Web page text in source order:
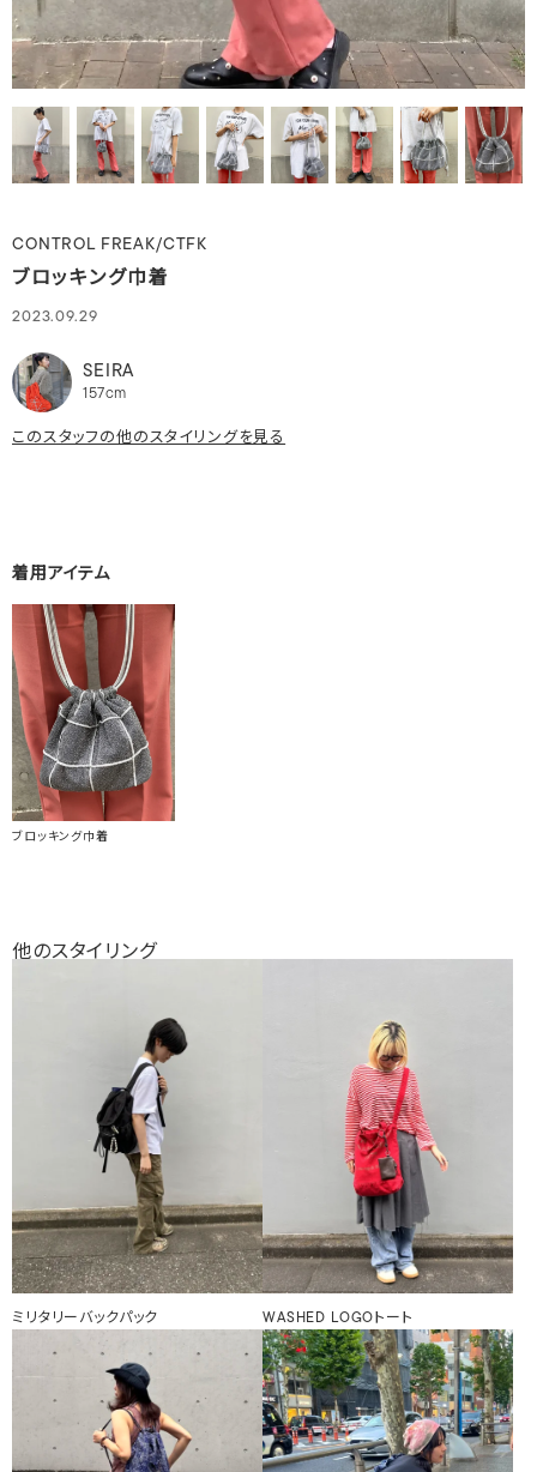
CONTROL FREAK/CTFK
ブロッキング巾着
2023.09.29
SEIRA
157cm
このスタッフの他のスタイリングを見る
着用アイテム
ブロッキング巾着
他のスタイリング
ミリタリーバックパック WASHED LOGOトート